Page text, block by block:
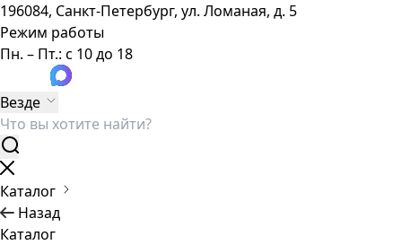
196084, Санкт-Петербург, ул. Ломаная, д. 5
Режим работы
Пн. – Пт.: с 10 до 18
Везде
Каталог
Назад
Каталог